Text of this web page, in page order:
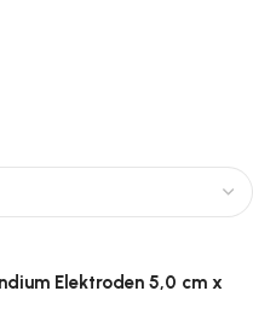
Elektroden 5,0 cm x